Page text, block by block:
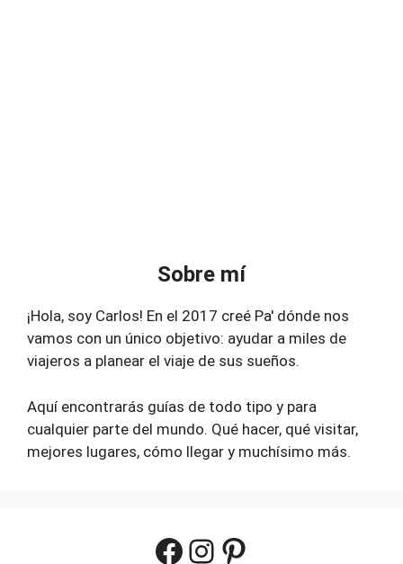
Sobre mí
¡Hola, soy Carlos! En el 2017 creé Pa' dónde nos
vamos con un único objetivo: ayudar a miles de
viajeros a planear el viaje de sus sueños.
Aquí encontrarás guías de todo tipo y para
cualquier parte del mundo. Qué hacer, qué visitar,
mejores lugares, cómo llegar y muchísimo más.
Facebook
Instagram
Pinterest